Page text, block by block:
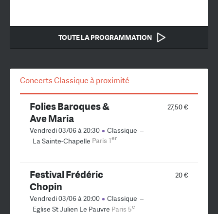
TOUTE LA PROGRAMMATION
Concerts Classique à proximité
27,50 €
Folies Baroques &
Ave Maria
Vendredi 03/06 à 20:30 Classique –
La Sainte-Chapelle Paris 1er
20 €
Festival Frédéric
Chopin
Vendredi 03/06 à 20:00 Classique –
Eglise St Julien Le Pauvre Paris 5e